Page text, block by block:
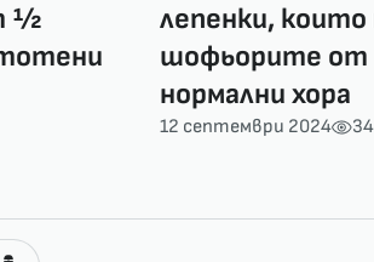
½
лепенки,
шофьорите от
нормални хора
12 септември 2024